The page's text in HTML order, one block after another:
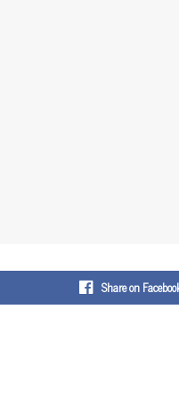
Share on